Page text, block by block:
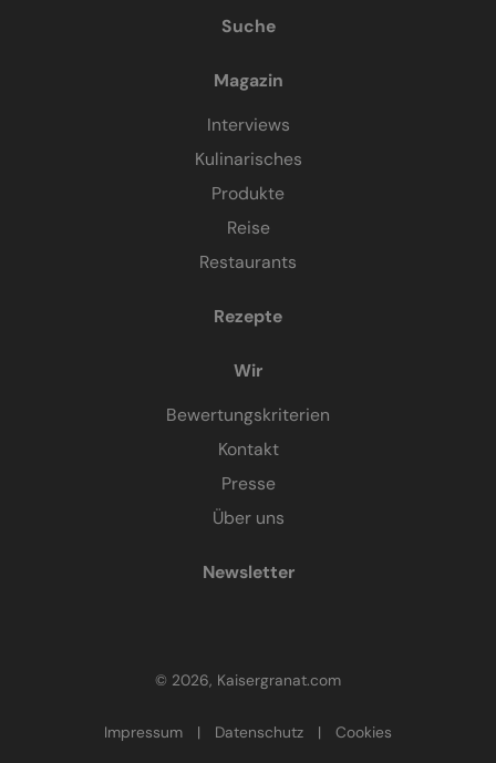
Suche
Magazin
Interviews
Kulinarisches
Produkte
Reise
Restaurants
Rezepte
Wir
Bewertungskriterien
Kontakt
Presse
Über uns
Newsletter
© 2026, Kaisergranat.com
Impressum | Datenschutz | Cookies